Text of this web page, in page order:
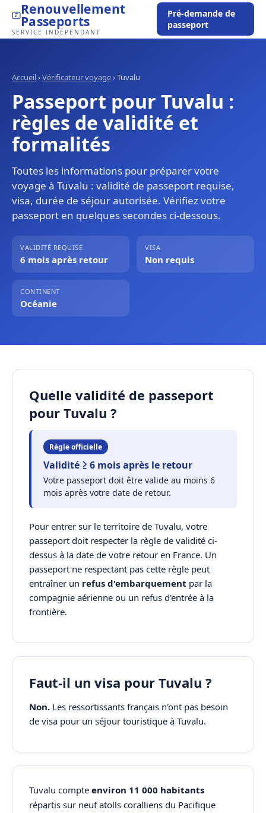
Renouvellement
Passeports
SERVICE INDÉPENDANT
Pré-demande de
passeport
Accueil›Vérificateur voyage›Tuvalu
Passeport pour Tuvalu :
règles de validité et
formalités
Toutes les informations pour préparer votre
voyage à Tuvalu : validité de passeport requise,
visa, durée de séjour autorisée. Vérifiez votre
passeport en quelques secondes ci-dessous.
VALIDITÉ REQUISE
6 mois après retour
VISA
Non requis
CONTINENT
Océanie
Quelle validité de passeport
pour Tuvalu ?
Règle officielle
Validité ≥ 6 mois après le retour
Votre passeport doit être valide au moins 6
mois après votre date de retour.
Pour entrer sur le territoire de Tuvalu, votre
passeport doit respecter la règle de validité ci-
dessus à la date de votre retour en France. Un
passeport ne respectant pas cette règle peut
entraîner un refus d'embarquement par la
compagnie aérienne ou un refus d'entrée à la
frontière.
Faut-il un visa pour Tuvalu ?
Non. Les ressortissants français n'ont pas besoin
de visa pour un séjour touristique à Tuvalu.
Tuvalu compte environ 11 000 habitants
répartis sur neuf atolls coralliens du Pacifique